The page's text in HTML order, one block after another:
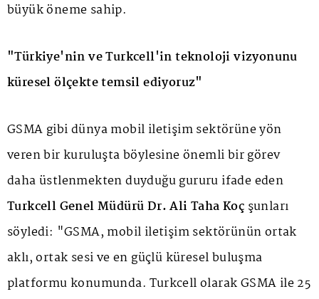
büyük öneme sahip.
"Türkiye'nin ve Turkcell'in teknoloji vizyonunu
küresel ölçekte temsil ediyoruz"
GSMA gibi dünya mobil iletişim sektörüne yön
veren bir kuruluşta böylesine önemli bir görev
daha üstlenmekten duyduğu gururu ifade eden
Turkcell Genel Müdürü Dr. Ali Taha Koç şunları
söyledi: "GSMA, mobil iletişim sektörünün ortak
aklı, ortak sesi ve en güçlü küresel buluşma
platformu konumunda. Turkcell olarak GSMA ile 25